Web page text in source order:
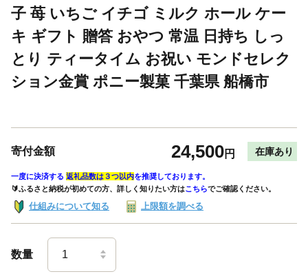
子 苺 いちご イチゴ ミルク ホール ケー
キ ギフト 贈答 おやつ 常温 日持ち しっ
とり ティータイム お祝い モンドセレク
ション金賞 ポニー製菓 千葉県 船橋市
寄付金額 24,500円 在庫あり
一度に決済する 返礼品数は３つ以内を推奨しております。
🔰ふるさと納税が初めての方、詳しく知りたい方はこちらでご確認ください。
仕組みについて知る 上限額を調べる
数量